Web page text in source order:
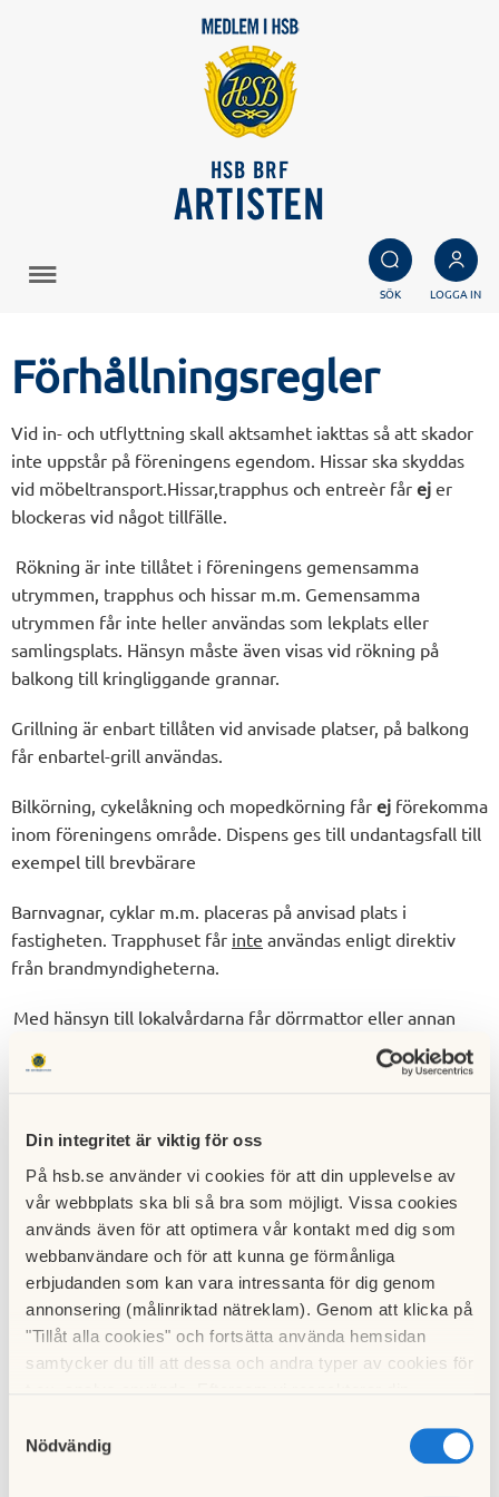
Din integritet är viktig för oss
På hsb.se använder vi cookies för att din upplevelse av
vår webbplats ska bli så bra som möjligt. Vissa cookies
används även för att optimera vår kontakt med dig som
webbanvändare och för att kunna ge förmånliga
erbjudanden som kan vara intressanta för dig genom
annonsering (målinriktad nätreklam). Genom att klicka på
"Tillåt alla cookies" och fortsätta använda hemsidan
samtycker du till att dessa och andra typer av cookies för
cookies och välja att endast tillåta ett urval.
Nödvändig
HSB BRF
ARTISTEN
SÖK LOGGA IN
Förhållningsregler
Vid in- och utflyttning skall aktsamhet iakttas så att skador
inte uppstår på föreningens egendom. Hissar ska skyddas
vid möbeltransport.Hissar,trapphus och entreèr får ej er
blockeras vid något tillfälle.
Rökning är inte tillåtet i föreningens gemensamma
utrymmen, trapphus och hissar m.m. Gemensamma
utrymmen får inte heller användas som lekplats eller
samlingsplats. Hänsyn måste även visas vid rökning på
balkong till kringliggande grannar.
Grillning är enbart tillåten vid anvisade platser, på balkong
får enbartel-grill användas.
Bilkörning, cykelåkning och mopedkörning får ej förekomma
inom föreningens område. Dispens ges till undantagsfall till
exempel till brevbärare
Barnvagnar, cyklar m.m. placeras på anvisad plats i
fastigheten. Trapphuset får inte användas enligt direktiv
från brandmyndigheterna.
Med hänsyn till lokalvårdarna får dörrmattor eller annan
Tvättstugor, torkrum och mangelrum, se anslag för skötsel i
omgående till fastighetskontoret.
Vid rastning av hundar och katter, är ägaren ansvarig för sitt
husdjur och dessa ska hållas kopplade. Varje ägare är
skyldig att hålla rent efter sitt husdjur på föreningens
gemensamma ytor.Använd papperskorgarna för
latrinavfall.
Bollspel får ej förekomma inom föreningens område på
plats som inte är avsedd för detta.
heller från balkongen.